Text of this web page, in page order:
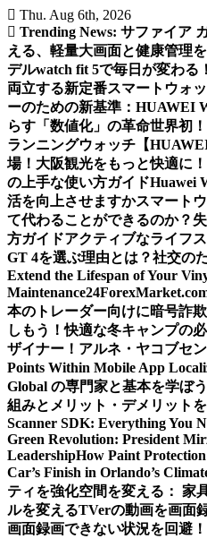
Skip
to
content
Thu. Aug 6th, 2026
Trending News: サファイア
える、軽量大画面と健康管理
デルwatch fit 5で毎日が変わる
両立する新定番スマートウォ
ーのための新基準：HUAWEI
らす「数値化」の革命世界初
ランニングウォッチ【
場！ 大阪観光をもっと快適に
の上手な使い方ガイドHuawei
活を向上させますかスマート
て代わることができるのか？
方ガイドアクティブなライフ
GT 4を選ぶ理由とは？社交の
Extend the Lifespan of Your
Maintenance
本のトレーダー向けに暗号詐
しもう！快適な冬キャンプの
ザイナー！アルネ・ヤコブセ
Points Within Mobile App
Global の専門家と基本を学ぼう
組みとメリット・デメリット
Scanner SDK: Everything You
Green Revolution: President
LeadershipHow Paint
Car’s Finish in Orlando’s
ティを強化空間を変える： 家
ルを変えるTVerの動画を画面
画面録画できない状況を回避！